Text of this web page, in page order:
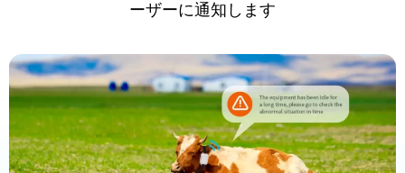
ーザーに通知します